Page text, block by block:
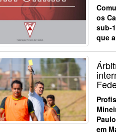
os
sub-
que
em